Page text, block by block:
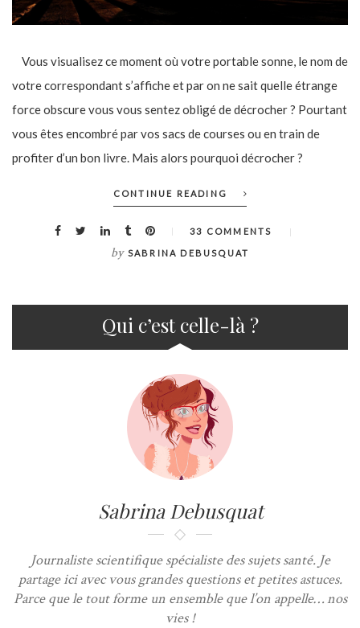
Vous visualisez ce moment où votre portable sonne, le nom de
votre correspondant s’affiche et par on ne sait quelle étrange
force obscure vous vous sentez obligé de décrocher ? Pourtant
vous êtes encombré par vos sacs de courses ou en train de
profiter d’un bon livre. Mais alors pourquoi décrocher ?
CONTINUE READING
33 COMMENTS
by SABRINA DEBUSQUAT
Qui c’est celle-là ?
Sabrina Debusquat
Journaliste scientifique spécialiste des sujets santé. Je
partage ici avec vous grandes questions et petites astuces.
Parce que le tout forme un ensemble que l’on appelle… nos
vies !